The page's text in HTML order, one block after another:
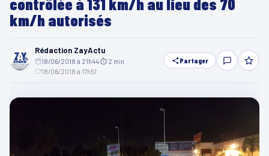
km/h autorisés
Rédaction ZayActu
18/06/2018 à 21h44⏱ 2 min
18/06/2018 à 17h51
Partager